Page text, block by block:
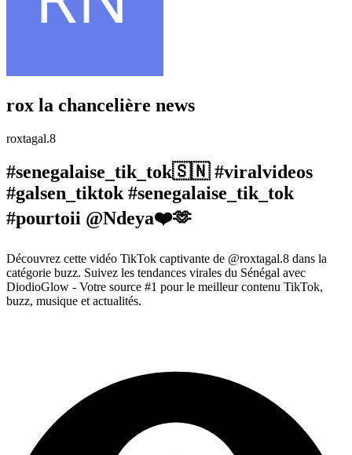
rox la chancelière news
roxtagal.8
#senegalaise_tik_tok🇸🇳 #viralvideos
#galsen_tiktok #senegalaise_tik_tok
#pourtoii @Ndeya❤️🫶
Découvrez cette vidéo TikTok captivante de @roxtagal.8 dans la
catégorie buzz. Suivez les tendances virales du Sénégal avec
DiodioGlow - Votre source #1 pour le meilleur contenu TikTok,
buzz, musique et actualités.